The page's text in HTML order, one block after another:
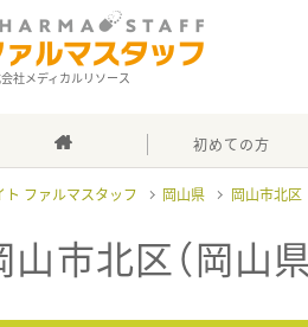
社メディカルリソース
初めての方
ト ファルマスタッフ 岡山県 岡山市北区
山市北区（岡山